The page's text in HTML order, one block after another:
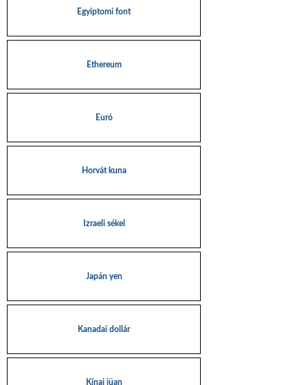
Egyiptomi font
Ethereum
Euró
Horvát kuna
Izraeli sékel
Japán yen
Kanadai dollár
Kínai jüan